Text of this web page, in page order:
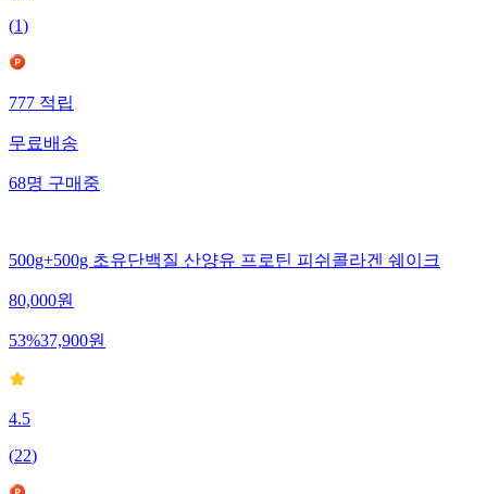
(1)
777 적립
무료배송
68명 구매중
500g+500g 초유단백질 산양유 프로틴 피쉬콜라겐 쉐이크
80,000원
53%37,900원
4.5
(22)